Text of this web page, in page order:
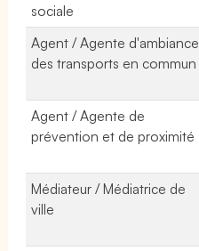
sociale
Agent / Agente d'ambiance
des transports en commun
Agent / Agente de
prévention et de proximité
Médiateur / Médiatrice de
ville